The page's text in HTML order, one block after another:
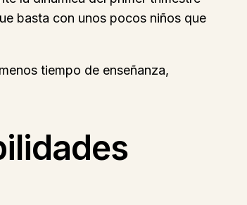
basta con unos pocos niños que
tiempo de enseñanza,